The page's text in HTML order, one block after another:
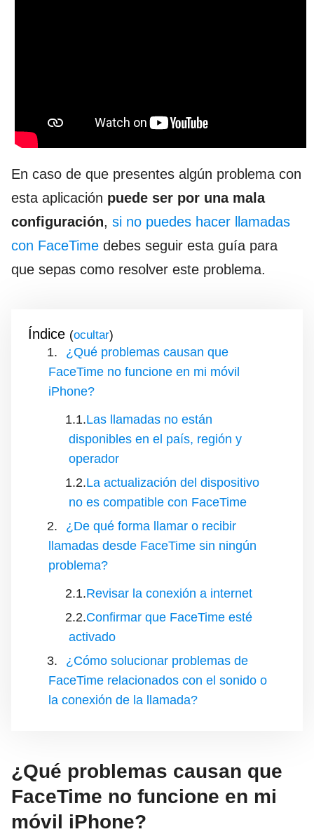
En caso de que presentes algún problema con
esta aplicación puede ser por una mala
configuración, si no puedes hacer llamadas
con FaceTime debes seguir esta guía para
que sepas como resolver este problema.
Índice ( )
¿Qué problemas causan que
FaceTime no funcione en mi móvil
iPhone?
Las llamadas no están
disponibles en el país, región y
operador
La actualización del dispositivo
no es compatible con FaceTime
¿De qué forma llamar o recibir
llamadas desde FaceTime sin ningún
problema?
Revisar la conexión a internet
Confirmar que FaceTime esté
activado
¿Cómo solucionar problemas de
FaceTime relacionados con el sonido o
la conexión de la llamada?
¿Qué problemas causan que
FaceTime no funcione en mi
móvil iPhone?